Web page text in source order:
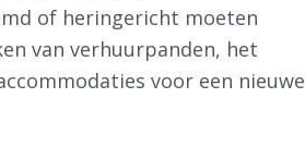
of heringericht moeten
van verhuurpanden, het
voor een nieuwe